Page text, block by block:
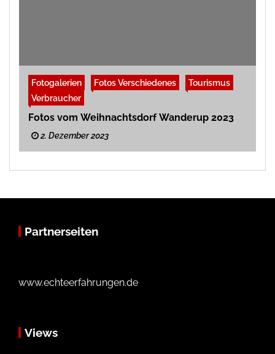
Fotogalerien Fotos Verschiedenes
Tourismus
Verbraucher
Fotos vom Weihnachtsdorf Wanderup 2023
2. Dezember 2023
Partnerseiten
www.echteerfahrungen.de
Views